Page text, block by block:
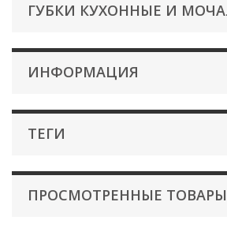
ГУБКИ КУХОННЫЕ И
ИНФОРМАЦИЯ
ТЕГИ
ПРОСМОТРЕННЫЕ ТОВАРЫ